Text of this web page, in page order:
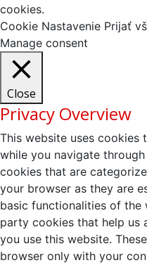
cookies.
Cookie Nastavenie Prijať
Manage consent
Close
Privacy Overview
This website uses cookies
while you navigate
cookies that are
your browser as they are
basic functionalities of the
party cookies that help us
you use this website.
browser only with your